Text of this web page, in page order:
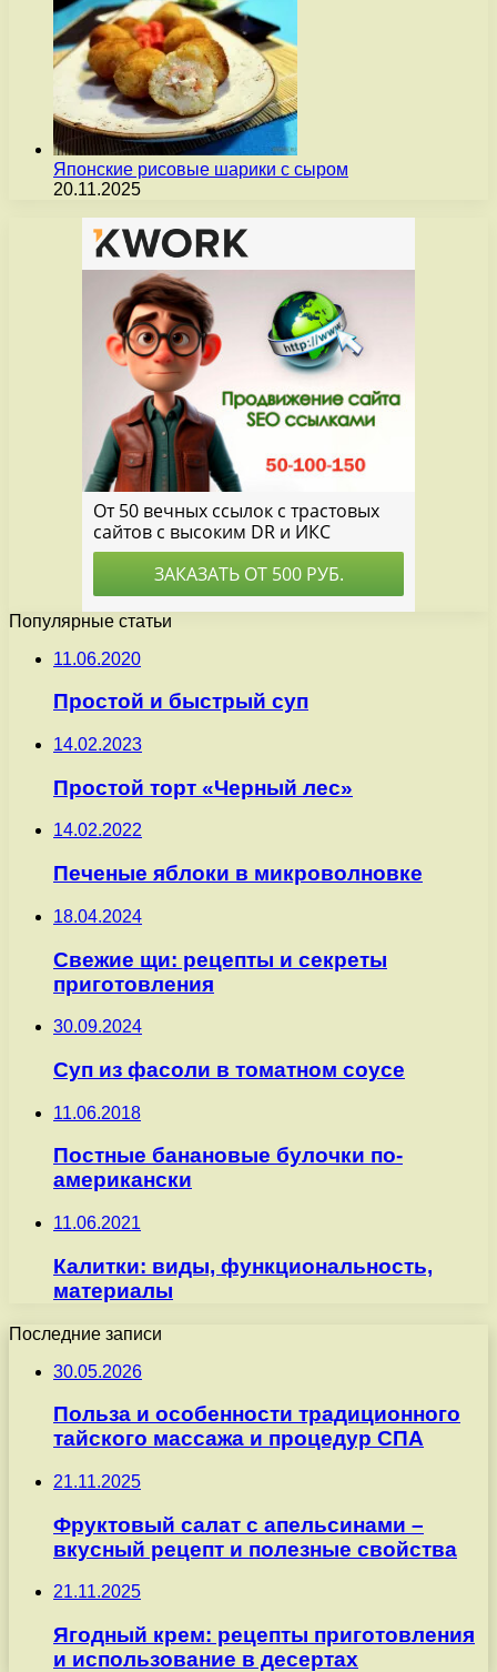
Японские рисовые шарики с сыром
20.11.2025
Популярные статьи
11.06.2020
Простой и быстрый суп
14.02.2023
Простой торт «Черный лес»
14.02.2022
Печеные яблоки в микроволновке
18.04.2024
Свежие щи: рецепты и секреты
приготовления
30.09.2024
Суп из фасоли в томатном соусе
11.06.2018
Постные банановые булочки по-
американски
11.06.2021
Калитки: виды, функциональность,
материалы
Последние записи
30.05.2026
Польза и особенности традиционного
тайского массажа и процедур СПА
21.11.2025
Фруктовый салат с апельсинами –
вкусный рецепт и полезные свойства
21.11.2025
Ягодный крем: рецепты приготовления
и использование в десертах